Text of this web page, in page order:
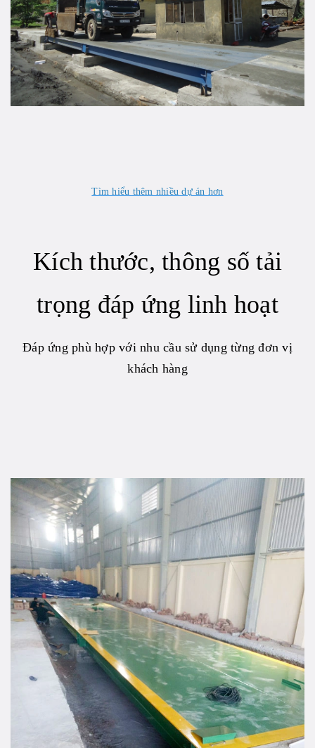
Tìm hiểu thêm nhiều dự án hơn
Kích thước, thông số tải
trọng đáp ứng linh hoạt
Đáp ứng phù hợp với nhu cầu sử dụng từng đơn vị
khách hàng